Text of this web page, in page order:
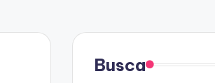
Busca